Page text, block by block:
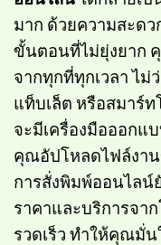
มาก ด้วยความสะดว
ขั้นตอนที่ไม่ยุ่งยาก
จากทุกที่ทุกเวลา ไม่
แท็บเล็ต หรือสมาร์
จะมีเครื่องมือออกแ
คุณอัปโหลดไฟล์งา
การสั่งพิมพ์ออนไลน์
ราคาและบริการจา
รวดเร็ว ทำให้คุณมั่น